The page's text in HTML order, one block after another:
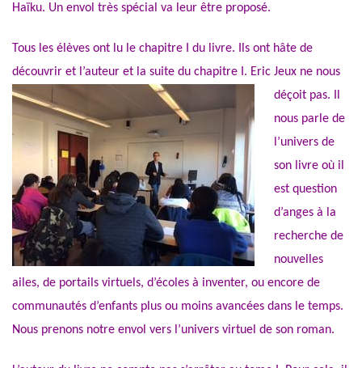
Haïku. Un envol très spécial va leur être proposé.
Tous les élèves ont lu le chapitre I du livre. Ils ont hâte de
découvrir et l’auteur et la suite du chapitre I. Eric Jeux ne nous
déçoit pas. Il
nous parle de
l’univers de
son livre où il
est question
d’anges à la
recherche de
nouvelles
ailes, de portails virtuels, d’écoles à inventer, ou encore de
communautés d’enfants plus ou moins avancées dans le temps.
Nous prenons notre envol vers l’univers virtuel de son roman.